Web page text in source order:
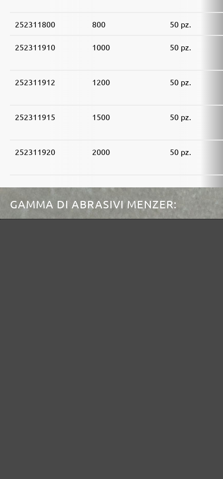
252311800 800 50 pz.
252311910 1000 50 pz.
252311912 1200 50 pz.
252311915 1500 50 pz.
252311920 2000 50 pz.
GAMMA DI ABRASIVI MENZER: